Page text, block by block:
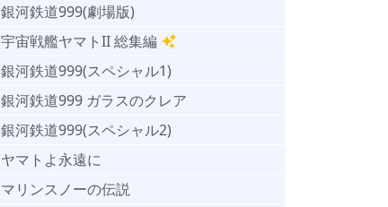
銀河鉄道999(劇場版)
宇宙戦艦ヤマトII 総集編
銀河鉄道999(スペシャル1)
銀河鉄道999 ガラスのクレア
銀河鉄道999(スペシャル2)
ヤマトよ永遠に
マリンスノーの伝説